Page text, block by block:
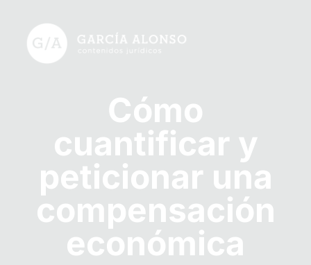
Cómo
cuantificar y
peticionar una
compensación
económica